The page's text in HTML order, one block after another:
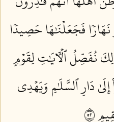
نَهَارٗا فَجَعَلۡنَٰهَا حَصِيدٗا
نُفَصِّلُ ٱلۡأٓيَٰتِ لِقَوۡمٖ
إِلَىٰ دَارِ ٱلسَّلَٰمِ وَيَهۡدِي
٢٥